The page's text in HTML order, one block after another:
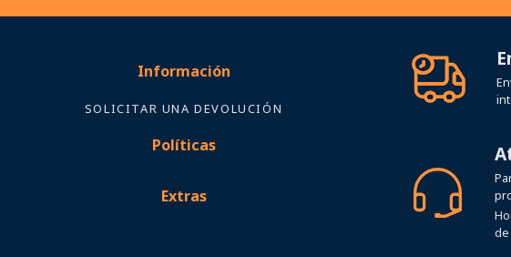
Información
SOLICITAR UNA DEVOLUCIÓN
Políticas
Extras
de